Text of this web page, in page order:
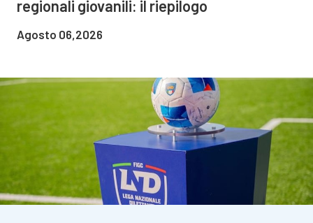
regionali giovanili: il riepilogo
Agosto 06,2026